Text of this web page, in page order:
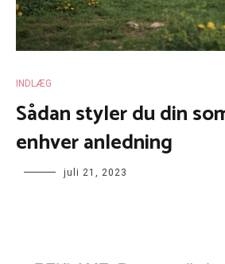
INDLÆG
Sådan styler du din
enhver anledning
juli 21, 2023